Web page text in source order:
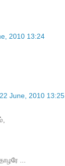
2010 13:24
22 June, 2010 13:25
...